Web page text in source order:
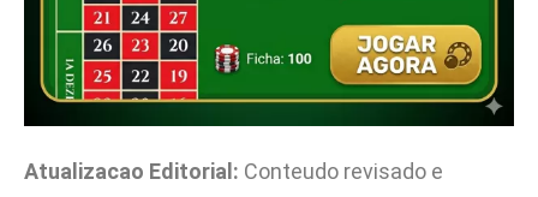
Atualizacao Editorial: Conteudo revisado e